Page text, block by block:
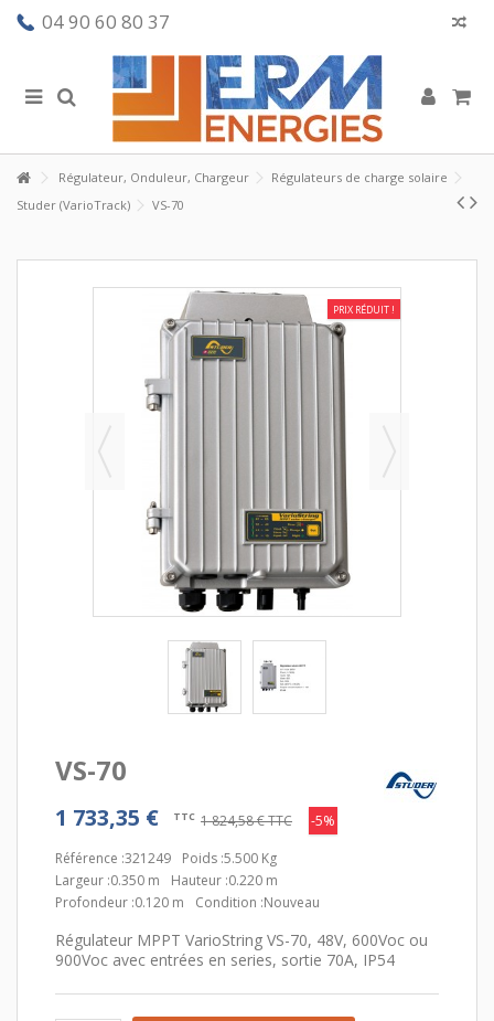
04 90 60 80 37
Régulateur, Onduleur, Chargeur
Régulateurs de charge solaire
Studer (VarioTrack)
VS-70
PRIX RÉDUIT !
VS-70
1 733,35 € TTC 1 824,58 €TTC
-5%
Référence :321249 Poids :5.500 Kg
Largeur :0.350 m Hauteur :0.220 m
Profondeur :0.120 m Condition :Nouveau
Régulateur MPPT VarioString VS-70, 48V, 600Voc ou
900Voc avec entrées en series, sortie 70A, IP54